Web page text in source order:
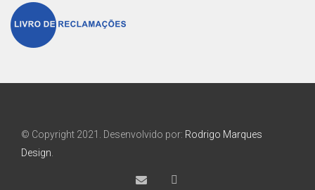
© Copyright 2021. Desenvolvido por: Rodrigo Marques
Design